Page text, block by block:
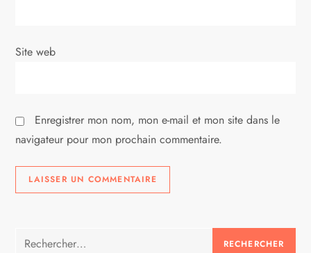
c
e
Site web
Enregistrer mon nom, mon e-mail et mon site dans le
navigateur pour mon prochain commentaire.
Rechercher :